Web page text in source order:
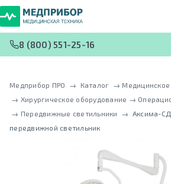
8 (800) 551-25-16
Медприбор ПРО → Каталог →
→ Хирургическое оборудование →
→ Передвижные светильники → Аксима-
передвижной светильник